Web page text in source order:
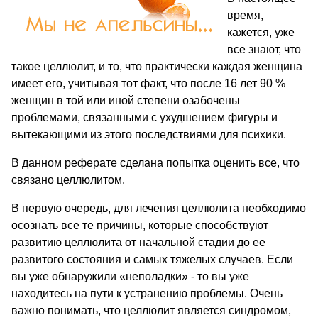
время,
кажется, уже
все знают, что
такое целлюлит, и то, что практически каждая женщина
имеет его, учитывая тот факт, что после 16 лет 90 %
женщин в той или иной степени озабочены
проблемами, связанными с ухудшением фигуры и
вытекающими из этого последствиями для психики.
В данном реферате сделана попытка оценить все, что
связано целлюлитом.
В первую очередь, для лечения целлюлита необходимо
осознать все те причины, которые способствуют
развитию целлюлита от начальной стадии до ее
развитого состояния и самых тяжелых случаев. Если
вы уже обнаружили «неполадки» - то вы уже
находитесь на пути к устранению проблемы. Очень
важно понимать, что целлюлит является синдромом,